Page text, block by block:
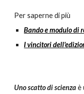
Per saperne di più
Bando e modulo di
I vincitori
Uno scatto di scienza è